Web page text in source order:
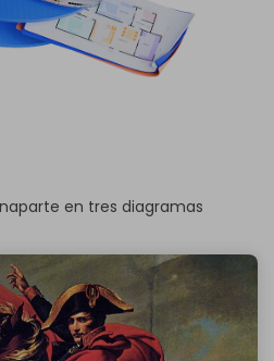
en tres diagramas